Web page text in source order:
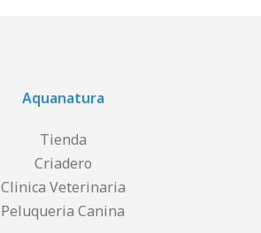
Aquanatura
Tienda
Criadero
Clinica Veterinaria
Peluqueria Canina